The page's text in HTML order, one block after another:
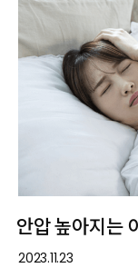
안압 높아지는
2023.11.23